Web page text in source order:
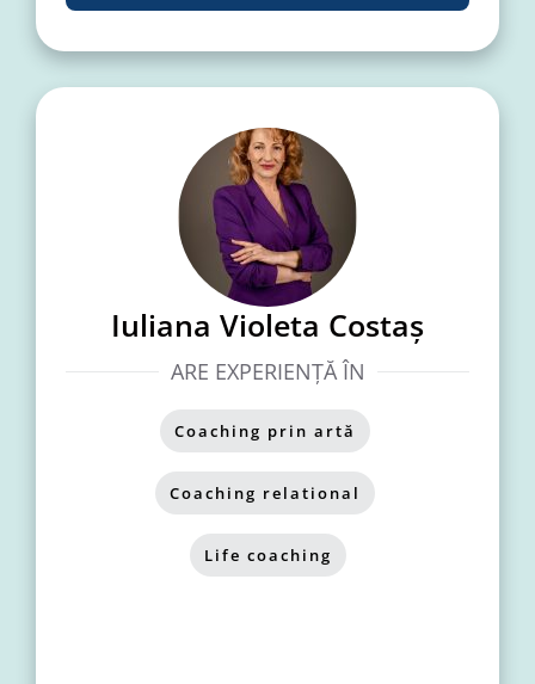
Iuliana Violeta Costaș
ARE EXPERIENȚĂ ÎN
Coaching prin artă
Coaching relational
Life coaching